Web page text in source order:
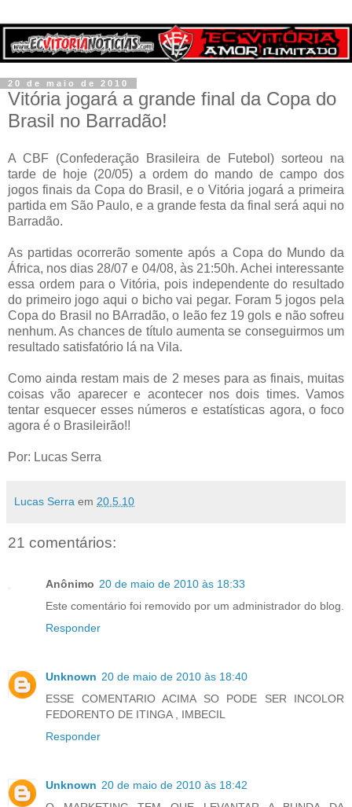
20 de maio de 2010
Vitória jogará a grande final da Copa do
Brasil no Barradão!
A CBF (Confederação Brasileira de Futebol) sorteou na
tarde de hoje (20/05) a ordem do mando de campo dos
jogos finais da Copa do Brasil, e o Vitória jogará a primeira
partida em São Paulo, e a grande festa da final será aqui no
Barradão.
As partidas ocorrerão somente após a Copa do Mundo da
África, nos dias 28/07 e 04/08, às 21:50h. Achei interessante
essa ordem para o Vitória, pois independente do resultado
do primeiro jogo aqui o bicho vai pegar. Foram 5 jogos pela
Copa do Brasil no BArradão, o leão fez 19 gols e não sofreu
nenhum. As chances de título aumenta se conseguirmos um
resultado satisfatório lá na Vila.
Como ainda restam mais de 2 meses para as finais, muitas
coisas vão aparecer e acontecer nos dois times. Vamos
tentar esquecer esses números e estatísticas agora, o foco
agora é o Brasileirão!!
Por: Lucas Serra
Lucas Serra em 20.5.10
21 comentários:
Anônimo 20 de maio de 2010 às 18:33
Este comentário foi removido por um administrador do blog.
Responder
Unknown 20 de maio de 2010 às 18:40
ESSE COMENTARIO ACIMA SO PODE SER INCOLOR
FEDORENTO DE ITINGA , IMBECIL
Responder
Unknown 20 de maio de 2010 às 18:42